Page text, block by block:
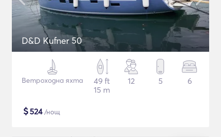
D&D Kufner 50
Ветроходна яхта
49 ft
15 m
12 5 6
$524/нощ